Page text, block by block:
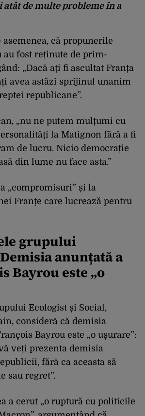
atât de multe probleme în a
asemenea, că propunerile
au fost reținute de prim-
„Dacă ați fi ascultat Franța
avea astăzi sprijinul unanim
republicane”.
„nu ne putem mulțumi cu
la Matignon fără a fi
de lucru. Nicio democrație
din lume nu face asta.”
„compromisuri” și la
Franțe care lucrează pentru
grupului
anunțată a
Bayrou este „o
Ecologist și Social,
consideră că demisia
Bayrou este „o ușurare”:
veți prezenta demisia
fără ca aceasta să
sau regret”.
a cerut „o ruptură cu politicile